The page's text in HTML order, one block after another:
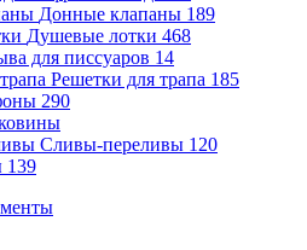
Донные клапаны 189
Душевые лотки 468
для писсуаров 14
Решетки для трапа 185
290
Сливы-переливы 120
139